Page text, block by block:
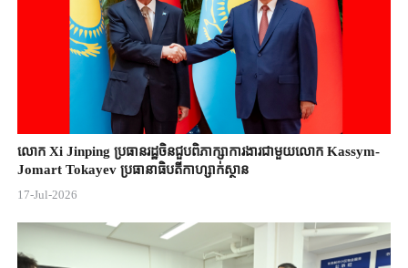
លោក Xi Jinping ប្រធានរដ្ឋចិន​ជួបពិភាក្សា​ការងារជាមួយ​លោក Kassym-
Jomart ​Tokayev ​ប្រធានាធិបតី​កាហ្សាក់ស្ថាន​
17-Jul-2026